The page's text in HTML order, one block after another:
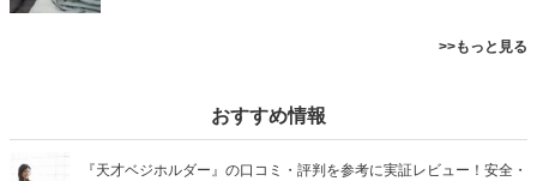
>>もっと見る
おすすめ情報
『天才ベジホルダー』の口コミ・評判を参考に実証レビュー！安全・